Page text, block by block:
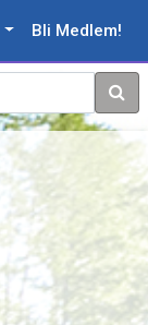
Bli Medlem!
Sök